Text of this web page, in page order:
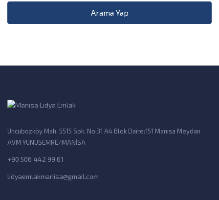
Arama Yap
Uncubozköy Mah. 5515 Sok. No:31 A4 Blok Daire:151 Manisa Meydan
AVM YUNUSEMRE/MANİSA
+90 506 442 99 61
lidyaemlakmanisa@gmail.com